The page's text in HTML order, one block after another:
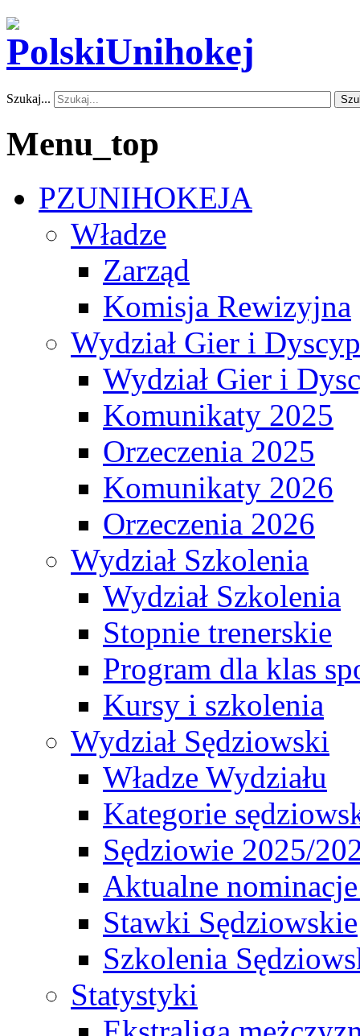
Szukaj...
Menu_top
PZUNIHOKEJA
Władze
Zarząd
Komisja Rewizyjna
Wydział Gier i
Wydział Gier i
Komunikaty 2025
Orzeczenia 2025
Komunikaty 2026
Orzeczenia 2026
Wydział Szkolenia
Wydział Szkolenia
Stopnie trenerskie
Program dla klas
Kursy i szkolenia
Wydział Sędziowski
Władze Wydziału
Kategorie
Sędziowie 2025/
Aktualne
Stawki Sędziowskie
Szkolenia
Statystyki